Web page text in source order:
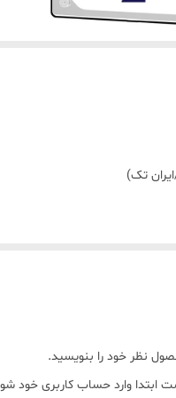
تک)
نظر خود را بنویسید.
ابتدا وارد حساب کاربری خود